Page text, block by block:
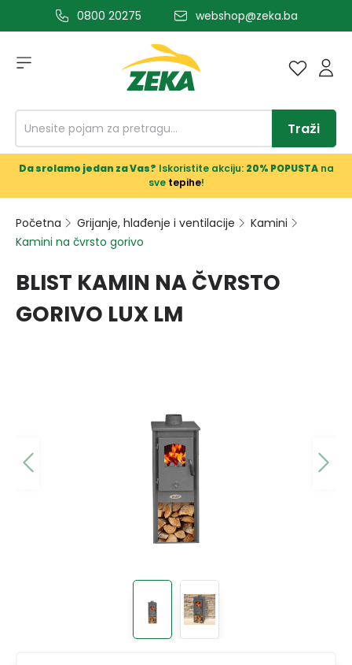
glavni sadržaj0800 20275 webshop@zeka.ba
Traži
Da srolamo jedan za Vas? Iskoristite akciju: 20% POPUSTAna
sve tepihe!
Početna Grijanje, hlađenje i ventilacije
Kamini
Kamini na čvrsto gorivo
BLIST KAMIN NA ČVRSTO
GORIVO LUX LM